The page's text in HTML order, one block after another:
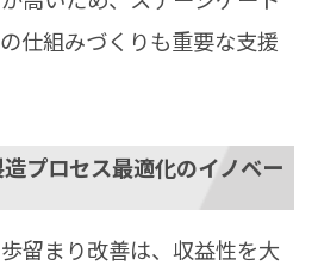
仕組みづくりも重要な支援
プロセス最適化のイノベー
留まり改善は、収益性を大